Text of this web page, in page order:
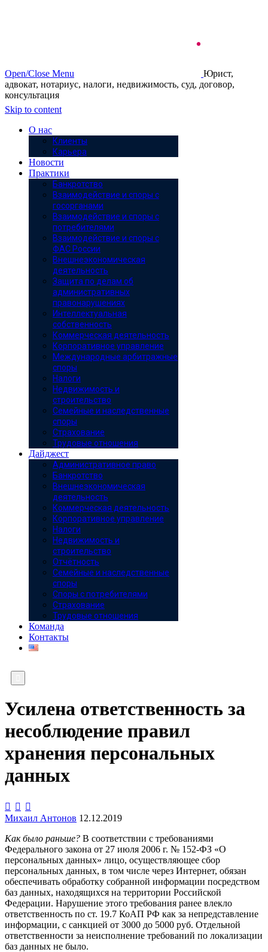
Open/Close Menu
Юрист,
адвокат, нотариус, налоги, недвижимость, суд, договор,
консультация
Skip to content
О нас
Клиенты
Карьера
Новости
Практики
Банкротство
Взаимодействие и споры с
госорганами
Взаимодействие и споры с
потребителями
Взаимодействие и споры с
ФАС России
Внешнеэкономическая
деятельность
Защита по делам об
административных
правонарушениях
Интеллектуальная
собственность
Коммерческая деятельность
Корпоративное управление
Международные арбитражные
споры
Налоги
Недвижимость и
строительство
Семейные и наследственные
споры
Страхование
Трудовые отношения
Дайджест
Административное право
Банкротство
Внешнеэкономическая
деятельность
Коммерческая деятельность
Корпоративное управление
Налоги
Недвижимость и
строительство
Отчётность
Семейные и наследственные
споры
Споры с потребителями
Страхование
Трудовые отношения
Команда
Контакты
Усилена ответственность за
несоблюдение правил
хранения персональных
данных
 

Михаил Антонов 12.12.2019
Как было раньше? В соответствии с требованиями
Федерального закона от 27 июля 2006 г. № 152-ФЗ «О
персональных данных» лицо, осуществляющее сбор
персональных данных, в том числе через Интернет, обязан
обеспечивать обработку собранной информации посредством
баз данных, находящихся на территории Российской
Федерации. Нарушение этого требования ранее влекло
ответственность по ст. 19.7 КоАП РФ как за непредставление
информации, с санкцией от 3000 до 5000 руб. Отдельной
ответственности за неисполнение требований по локализации
баз данных не было.